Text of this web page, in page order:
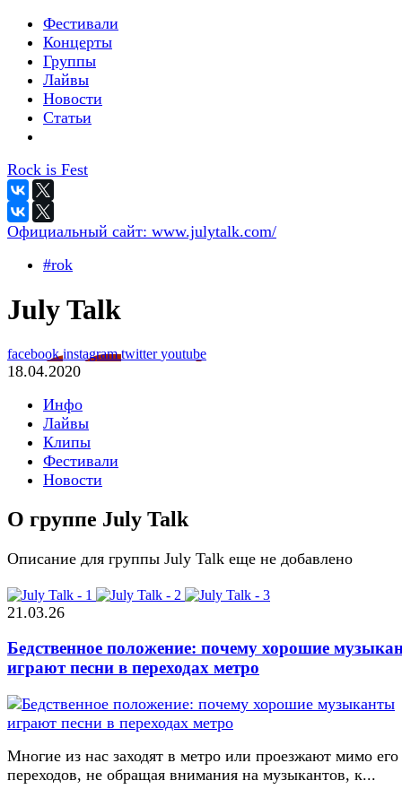
Фестивали
Концерты
Группы
Лайвы
Новости
Статьи
Rock is Fest
Официальный сайт: www.julytalk.com/
#rok
July Talk
facebookinstagramtwitteryoutube
18.04.2020
Инфо
Лайвы
Клипы
Фестивали
Новости
О группе July Talk
Описание для группы July Talk еще не добавлено
21.03.26
Бедственное положение: почему хорошие
играют песни в переходах метро
Многие из нас заходят в метро или проезжают мимо его
переходов, не обращая внимания на музыкантов, к...